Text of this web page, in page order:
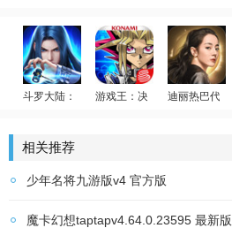
斗罗大陆：武魂觉醒游戏王：决斗链接迪丽热巴代言
相关推荐
少年名将九游版v4 官方版
魔卡幻想taptapv4.64.0.23595 最新版